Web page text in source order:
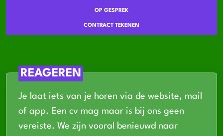
OP GESPREK
CONTRACT TEKENEN
REAGEREN
Je laat iets van je horen via de website, mail
of app. Een cv mag maar is bij ons geen
vereiste. We zijn vooral benieuwd naar